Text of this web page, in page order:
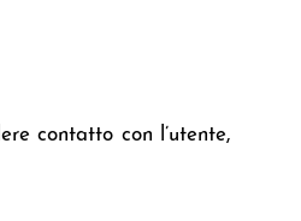
contatto con l’utente,